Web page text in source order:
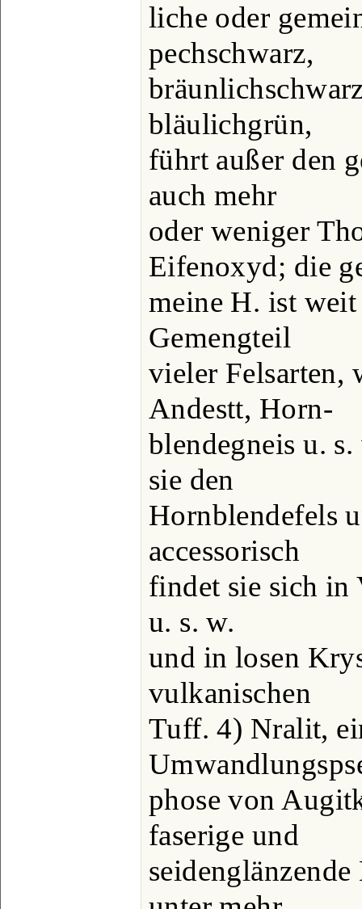
liche oder
pechschwarz,
bläulichgrün,
führt außer den
auch mehr
oder weniger
Eifenoxyd; die
meine H. ist
Gemengteil
vieler
Andestt, Horn-
blendegneis u.
sie den
Hornblendefels
accessorisch
findet sie sich in
u. s. w.
und in losen
vulkanischen
Tuff. 4) Nralit,
phose von
faserige und